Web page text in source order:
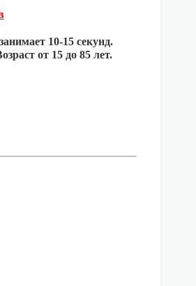
10-15 секунд.
от 15 до 85 лет.